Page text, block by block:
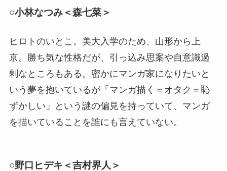
○小林なつみ＜森七菜＞
ヒロトのいとこ。美大入学のため、山形から上
京。勝ち気な性格だが、引っ込み思案や自意識過
剰なところもある。密かにマンガ家になりたいと
いう夢を抱いているが「マンガ描く＝オタク＝恥
ずかしい」という謎の偏見を持っていて、マンガ
を描いていることを誰にも言えていない。
○野口ヒデキ＜吉村界人＞